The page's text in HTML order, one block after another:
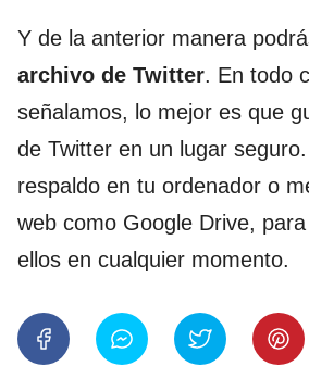
Y de la anterior manera
archivo de Twitter. En todo
señalamos, lo mejor es que
de Twitter en un lugar
respaldo en tu ordenador o
web como Google Drive,
ellos en cualquier momento.